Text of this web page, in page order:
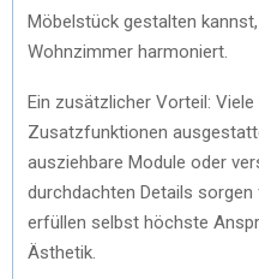
Möbelstück gestalten
Wohnzimmer harmoniert.
Ein zusätzlicher Vorteil:
Zusatzfunktionen
ausziehbare Module oder
durchdachten Details
erfüllen selbst höchste
Ästhetik.